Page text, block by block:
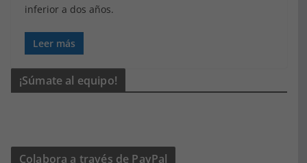
inferior a dos años.
Leer más
¡Súmate al equipo!
Colabora a través de PayPal